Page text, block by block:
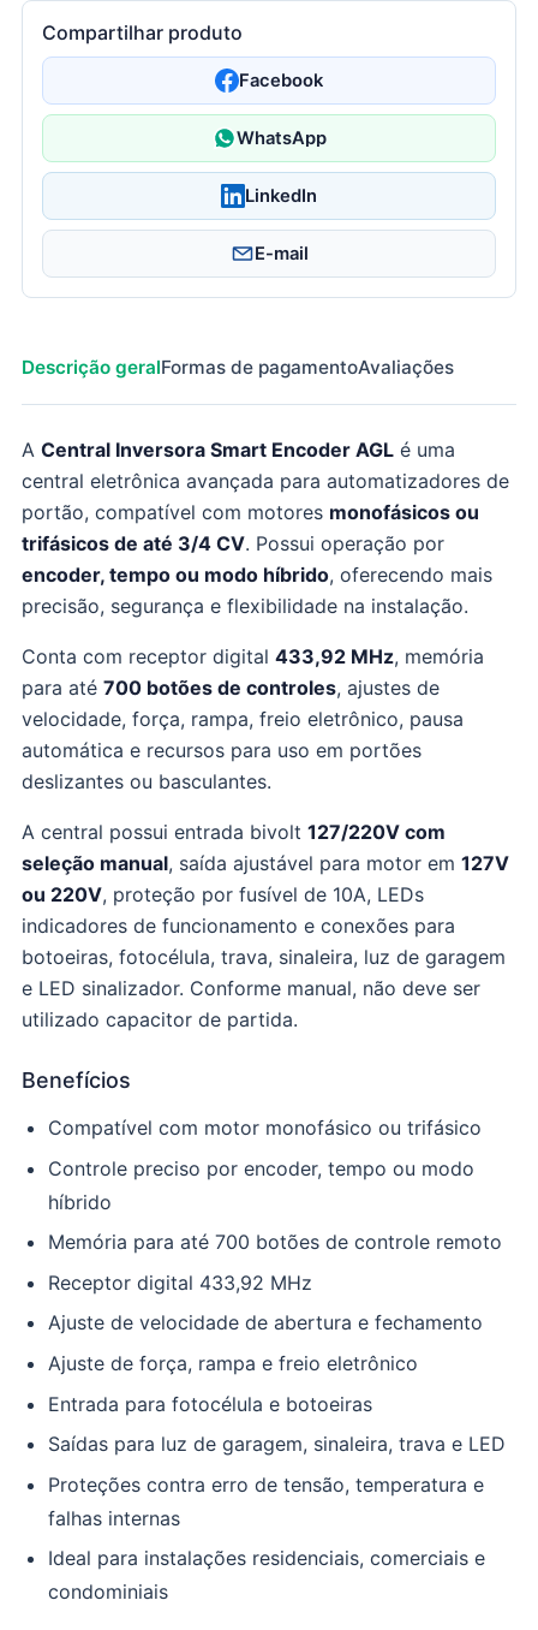
Compartilhar produto
Facebook
WhatsApp
LinkedIn
E-mail
Descrição geralFormas de pagamentoAvaliações
A Central Inversora Smart Encoder AGL é uma
central eletrônica avançada para automatizadores de
portão, compatível com motores monofásicos ou
trifásicos de até 3/4 CV. Possui operação por
encoder, tempo ou modo híbrido, oferecendo mais
precisão, segurança e flexibilidade na instalação.
Conta com receptor digital 433,92 MHz, memória
para até 700 botões de controles, ajustes de
velocidade, força, rampa, freio eletrônico, pausa
automática e recursos para uso em portões
deslizantes ou basculantes.
A central possui entrada bivolt 127/220V com
seleção manual, saída ajustável para motor em 127V
ou 220V, proteção por fusível de 10A, LEDs
indicadores de funcionamento e conexões para
botoeiras, fotocélula, trava, sinaleira, luz de garagem
e LED sinalizador. Conforme manual, não deve ser
utilizado capacitor de partida.
Benefícios
Compatível com motor monofásico ou trifásico
Controle preciso por encoder, tempo ou modo
híbrido
Memória para até 700 botões de controle remoto
Receptor digital 433,92 MHz
Ajuste de velocidade de abertura e fechamento
Ajuste de força, rampa e freio eletrônico
Entrada para fotocélula e botoeiras
Saídas para luz de garagem, sinaleira, trava e LED
Proteções contra erro de tensão, temperatura e
falhas internas
Ideal para instalações residenciais, comerciais e
condominiais